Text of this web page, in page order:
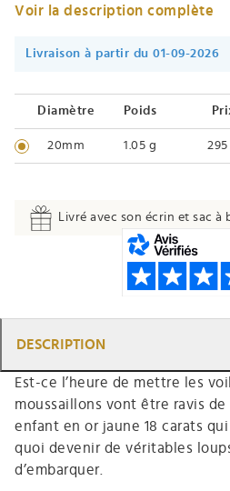
Voir la description complète
Livraison à partir du 01-09-2026
Diamètre Poids
20mm 1.05 g 295
Livré avec son écrin et sac à
DESCRIPTION
Est-ce l’heure de mettre les
moussaillons vont être ravis
enfant en or jaune 18 carats
quoi devenir de véritables
d’embarquer.